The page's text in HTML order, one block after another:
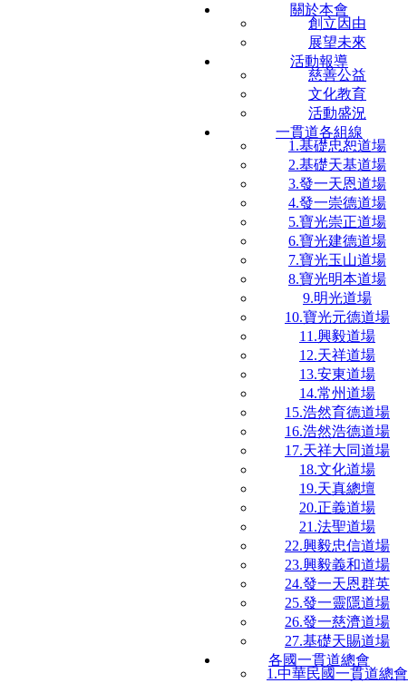
關於本會
創立因由
展望未來
活動報導
慈善公益
文化教育
活動盛況
一貫道各組線
1.基礎忠恕道場
2.基礎天基道場
3.發一天恩道場
4.發一崇德道場
5.寶光崇正道場
6.寶光建德道場
7.寶光玉山道場
8.寶光明本道場
9.明光道場
10.寶光元德道場
11.興毅道場
12.天祥道場
13.安東道場
14.常州道場
15.浩然育德道場
16.浩然浩德道場
17.天祥大同道場
18.文化道場
19.天真總壇
20.正義道場
21.法聖道場
22.興毅忠信道場
23.興毅義和道場
24.發一天恩群英
25.發一靈隱道場
26.發一慈濟道場
27.基礎天賜道場
各國一貫道總會
1.中華民國一貫道總會